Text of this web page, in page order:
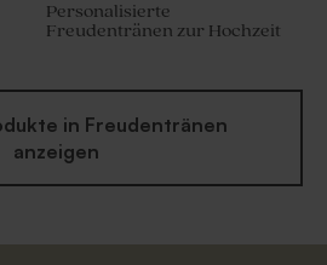
Personalisierte
Freudentränen zur Hochzeit
in Freudentränen
anzeigen